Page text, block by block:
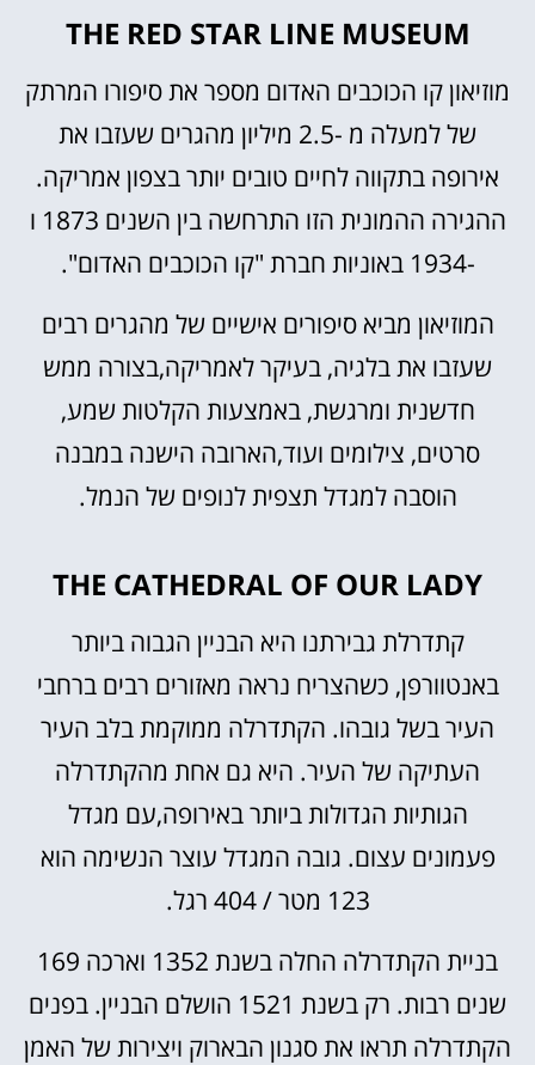
THE RED STAR LINE MUSEUM
מוזיאון קו הכוכבים האדום מספר את סיפורו המרתק
של למעלה מ -2.5 מיליון מהגרים שעזבו את
אירופה בתקווה לחיים טובים יותר בצפון אמריקה.
ההגירה ההמונית הזו התרחשה בין השנים 1873 ו
-1934 באוניות חברת "קו הכוכבים האדום".
המוזיאון מביא סיפורים אישיים של מהגרים רבים
שעזבו את בלגיה, בעיקר לאמריקה,בצורה ממש
חדשנית ומרגשת, באמצעות הקלטות שמע,
סרטים, צילומים ועוד,הארובה הישנה במבנה
הוסבה למגדל תצפית לנופים של הנמל.
THE CATHEDRAL OF OUR LADY
קתדרלת גבירתנו היא הבניין הגבוה ביותר
באנטוורפן, כשהצריח נראה מאזורים רבים ברחבי
העיר בשל גובהו. הקתדרלה ממוקמת בלב העיר
העתיקה של העיר. היא גם אחת מהקתדרלה
הגותיות הגדולות ביותר באירופה,עם מגדל
פעמונים עצום. גובה המגדל עוצר הנשימה הוא
123 מטר / 404 רגל.
בניית הקתדרלה החלה בשנת 1352 וארכה 169
שנים רבות. רק בשנת 1521 הושלם הבניין. בפנים
הקתדרלה תראו את סגנון הבארוק ויצירות של האמן